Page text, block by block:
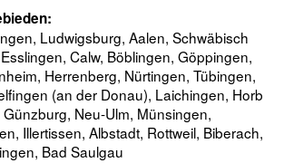
Ludwigsburg, Aalen, Schwäbisch
Calw, Böblingen, Göppingen,
Herrenberg, Nürtingen, Tübingen,
(an der Donau), Laichingen, Horb
Neu-Ulm, Münsingen,
Illertissen, Albstadt, Rottweil, Biberach,
Bad Saulgau